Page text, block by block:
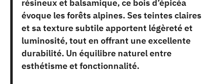
évoque les forêts alpines. Ses teintes claires
et sa texture subtile apportent légèreté et
luminosité, tout en offrant une excellente
durabilité. Un équilibre naturel entre
esthétisme et fonctionnalité.